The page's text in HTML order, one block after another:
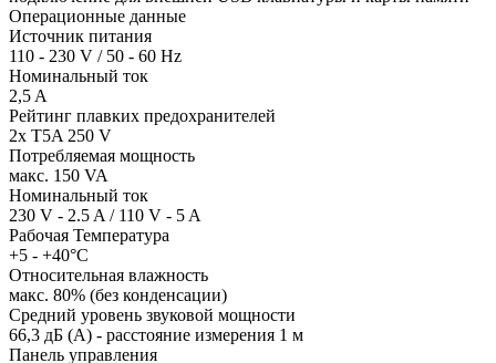
Операционные данные
Источник питания
110 - 230 V / 50 - 60 Hz
Номинальный ток
2,5 A
Рейтинг плавких предохранителей
2x T5A 250 V
Потребляемая мощность
макс. 150 VA
Номинальный ток
230 V - 2.5 A / 110 V - 5 A
Рабочая Температура
+5 - +40°C
Относительная влажность
макс. 80% (без конденсации)
Средний уровень звуковой мощности
66,3 дБ (A) - расстояние измерения 1 м
Панель управления